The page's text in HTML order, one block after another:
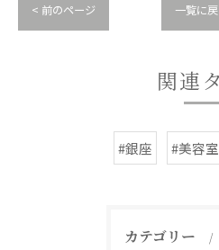
< 前のページ 一覧に
関連
#銀座 #美容室
カテゴリー